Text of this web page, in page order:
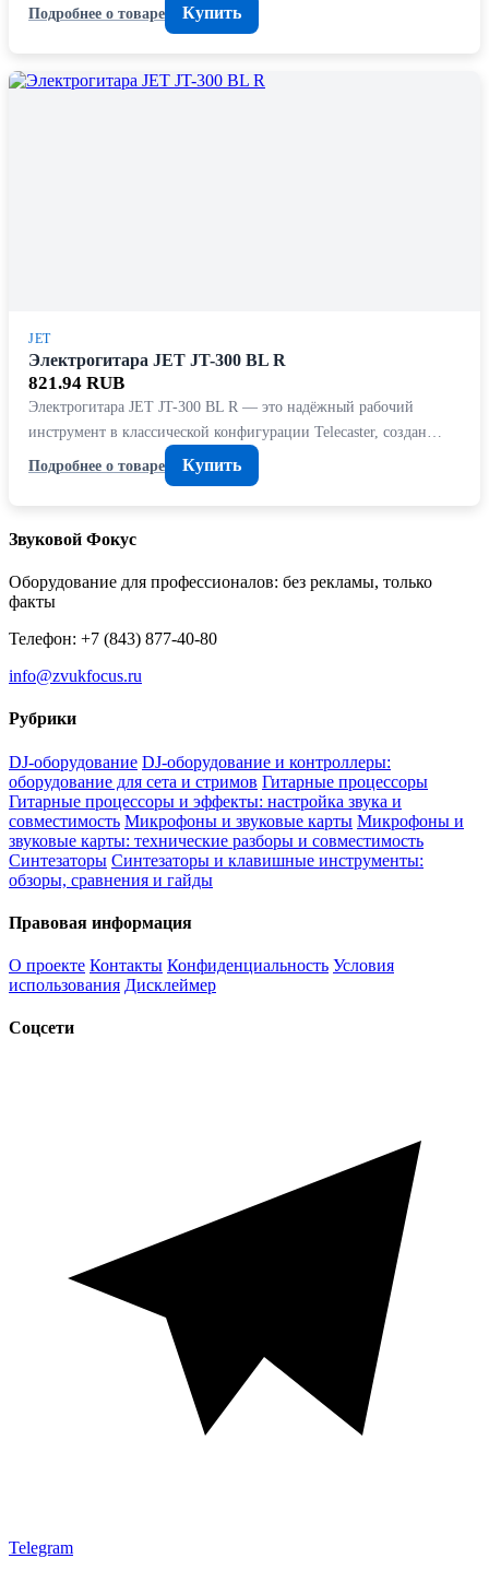
Подробнее о товаре
Купить
JET
Электрогитара JET JT-300 BL R
821.94 RUB
Электрогитара JET JT-300 BL R — это надёжный рабочий
инструмент в классической конфигурации Telecaster, создан…
Подробнее о товаре
Купить
Звуковой Фокус
Оборудование для профессионалов: без рекламы, только
факты
Телефон: +7 (843) 877-40-80
info@zvukfocus.ru
Рубрики
DJ-оборудование DJ-оборудование и контроллеры:
оборудование для сета и стримов Гитарные процессоры
Гитарные процессоры и эффекты: настройка звука и
совместимость Микрофоны и звуковые карты Микрофоны и
звуковые карты: технические разборы и совместимость
Синтезаторы Синтезаторы и клавишные инструменты:
обзоры, сравнения и гайды
Правовая информация
О проекте Контакты Конфиденциальность Условия
использования Дисклеймер
Соцсети
Telegram